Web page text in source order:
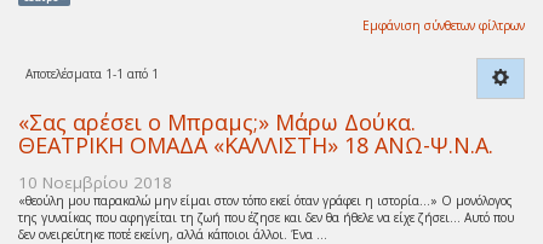
Εμφάνιση σύνθετων φίλτρων
Αποτελέσματα 1-1 από 1
«Σας αρέσει ο Μπραμς;» Μάρω Δούκα.
ΘΕΑΤΡΙΚΗ ΟΜΑΔΑ «ΚΑΛΛΙΣΤΗ» 18 ΑΝΩ-Ψ.Ν.Α.
10 Νοεμβρίου 2018
«θεούλη μου παρακαλώ μην είμαι στον τόπο εκεί όταν γράφει η ιστορία…» Ο μονόλογος
της γυναίκας που αφηγείται τη ζωή που έζησε και δεν θα ήθελε να είχε ζήσει… Αυτό που
δεν ονειρεύτηκε ποτέ εκείνη, αλλά κάποιοι άλλοι. Ένα ...